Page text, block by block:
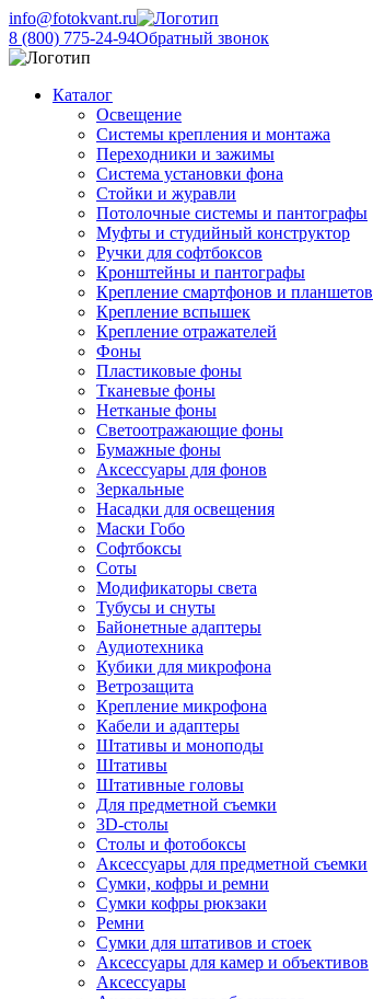
info@fotokvant.ru
8 (800) 775-24-94Обратный звонок
Каталог
Освещение
Системы крепления и монтажа
Переходники и зажимы
Система установки фона
Стойки и журавли
Потолочные системы и пантографы
Муфты и студийный конструктор
Ручки для софтбоксов
Кронштейны и пантографы
Крепление смартфонов и планшетов
Крепление вспышек
Крепление отражателей
Фоны
Пластиковые фоны
Тканевые фоны
Нетканые фоны
Светоотражающие фоны
Бумажные фоны
Аксессуары для фонов
Зеркальные
Насадки для освещения
Маски Гобо
Софтбоксы
Соты
Модификаторы света
Тубусы и снуты
Байонетные адаптеры
Аудиотехника
Кубики для микрофона
Ветрозащита
Крепление микрофона
Кабели и адаптеры
Штативы и моноподы
Штативы
Штативные головы
Для предметной съемки
3D-столы
Столы и фотобоксы
Аксессуары для предметной съемки
Сумки, кофры и ремни
Сумки кофры рюкзаки
Ремни
Сумки для штативов и стоек
Аксессуары для камер и объективов
Аксессуары